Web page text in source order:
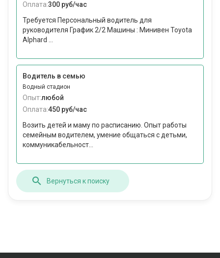
Оплата:300 руб/час
Требуется Персональный водитель для
руководителя График 2/2 Машины : Минивен Toyota
Alphard ...
Водитель в семью
Водный стадион
Опыт:любой
Оплата:450 руб/час
Возить детей и маму по расписанию. Опыт работы
семейным водителем, умение общаться с детьми,
коммуникабельност...
Вернуться к поиску